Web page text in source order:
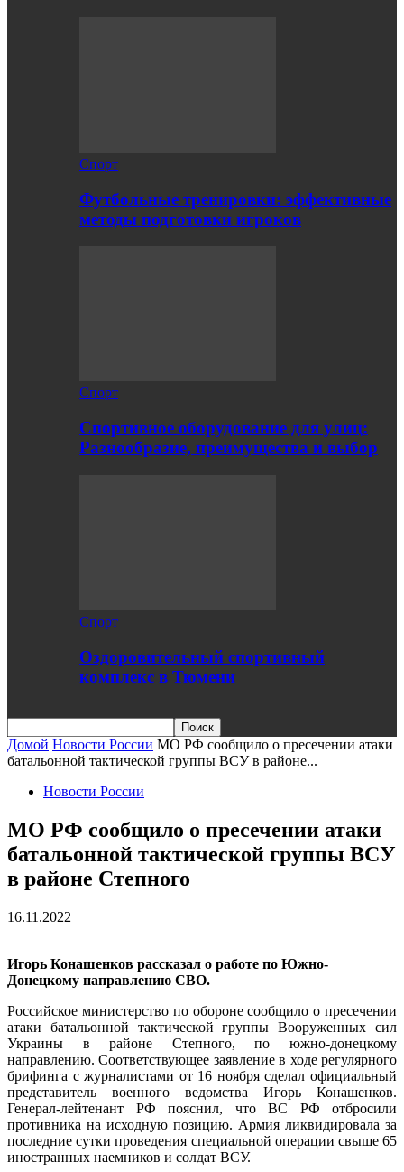
Спорт
Футбольные тренировки: эффективные
методы подготовки игроков
Спорт
Спортивное оборудование для улиц:
Разнообразие, преимущества и выбор
Спорт
Оздоровительный спортивный
комплекс в Тюмени
Домой Новости России МО РФ сообщило о пресечении атаки
батальонной тактической группы ВСУ в районе...
Новости России
МО РФ сообщило о пресечении атаки
батальонной тактической группы ВСУ
в районе Степного
16.11.2022
Игорь Конашенков рассказал о работе по Южно-
Донецкому направлению СВО.
Российское министерство по обороне сообщило о пресечении
атаки батальонной тактической группы Вооруженных сил
Украины в районе Степного, по южно-донецкому
направлению. Соответствующее заявление в ходе регулярного
брифинга с журналистами от 16 ноября сделал официальный
представитель военного ведомства Игорь Конашенков.
Генерал-лейтенант РФ пояснил, что ВС РФ отбросили
противника на исходную позицию. Армия ликвидировала за
последние сутки проведения специальной операции свыше 65
иностранных наемников и солдат ВСУ.